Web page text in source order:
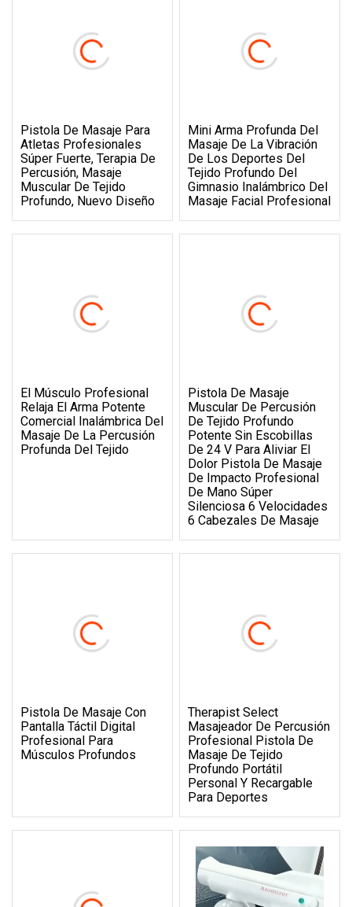
Pistola De Masaje Para
Atletas Profesionales
Súper Fuerte, Terapia De
Percusión, Masaje
Muscular De Tejido
Profundo, Nuevo Diseño
Mini Arma Profunda Del
Masaje De La Vibración
De Los Deportes Del
Tejido Profundo Del
Gimnasio Inalámbrico Del
Masaje Facial Profesional
El Músculo Profesional
Relaja El Arma Potente
Comercial Inalámbrica Del
Masaje De La Percusión
Profunda Del Tejido
Pistola De Masaje
Muscular De Percusión
De Tejido Profundo
Potente Sin Escobillas
De 24 V Para Aliviar El
Dolor Pistola De Masaje
De Impacto Profesional
De Mano Súper
Silenciosa 6 Velocidades
6 Cabezales De Masaje
Pistola De Masaje Con
Pantalla Táctil Digital
Profesional Para
Músculos Profundos
Therapist Select
Masajeador De Percusión
Profesional Pistola De
Masaje De Tejido
Profundo Portátil
Personal Y Recargable
Para Deportes